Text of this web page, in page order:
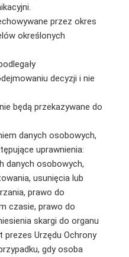
przez okres
określonych
decyzji i nie
będą przekazywane do
danych osobowych,
uprawnienia:
danych osobowych,
usunięcia lub
prawo do
czasie, prawo do
skargi do organu
Urzędu Ochrony
gdy osoba